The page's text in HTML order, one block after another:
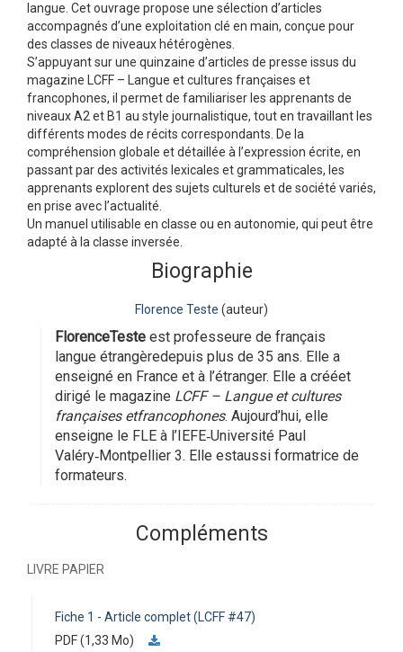
langue. Cet ouvrage propose une sélection d’articles
accompagnés d’une exploitation clé en main, conçue pour
des classes de niveaux hétérogènes.
S’appuyant sur une quinzaine d’articles de presse issus du
magazine LCFF – Langue et cultures françaises et
francophones, il permet de familiariser les apprenants de
niveaux A2 et B1 au style journalistique, tout en travaillant les
différents modes de récits correspondants. De la
compréhension globale et détaillée à l’expression écrite, en
passant par des activités lexicales et grammaticales, les
apprenants explorent des sujets culturels et de société variés,
en prise avec l’actualité.
Un manuel utilisable en classe ou en autonomie, qui peut être
adapté à la classe inversée.
Biographie
Florence Teste (auteur)
FlorenceTeste est professeure de français
langue étrangèredepuis plus de 35 ans. Elle a
enseigné en France et à l’étranger. Elle a crééet
dirigé le magazine LCFF – Langue et cultures
françaises etfrancophones. Aujourd’hui, elle
enseigne le FLE à l’IEFE‑Université Paul
Valéry‑Montpellier 3. Elle estaussi formatrice de
formateurs.
Compléments
LIVRE PAPIER
Fiche 1 - Article complet (LCFF #47)
PDF (1,33 Mo)